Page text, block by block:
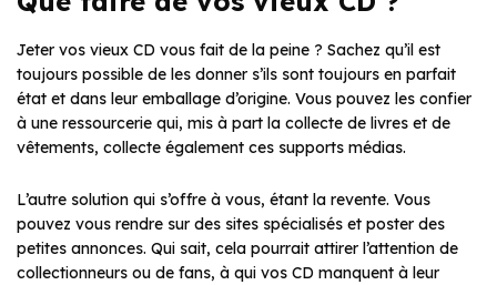
Jeter vos vieux CD vous fait de la peine ? Sachez qu’il est
toujours possible de les donner s’ils sont toujours en parfait
état et dans leur emballage d’origine. Vous pouvez les confier
à une ressourcerie qui, mis à part la collecte de livres et de
vêtements, collecte également ces supports médias.
L’autre solution qui s’offre à vous, étant la revente. Vous
pouvez vous rendre sur des sites spécialisés et poster des
petites annonces. Qui sait, cela pourrait attirer l’attention de
collectionneurs ou de fans, à qui vos CD manquent à leur